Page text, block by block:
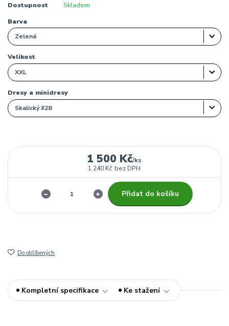
Dostupnost Skladem
Barva
Velikost
Dresy a minidresy
1 500 Kč/ks
1 240 Kč bez DPH
Přidat do košíku
Do oblíbených
Kompletní specifikace Ke stažení